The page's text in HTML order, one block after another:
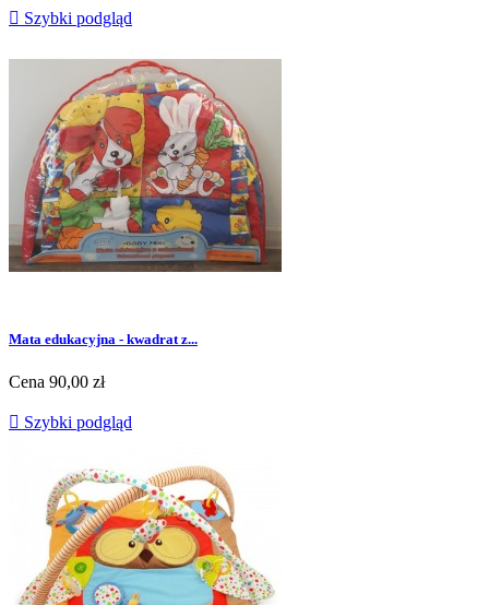
 Szybki podgląd
Mata edukacyjna - kwadrat z...
Cena 90,00 zł
 Szybki podgląd